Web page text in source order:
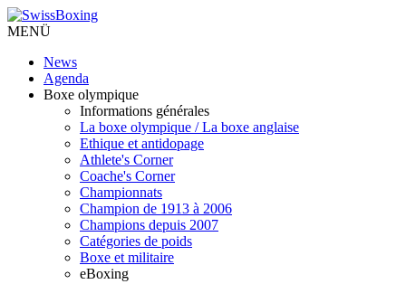
MENÜ
News
Agenda
Boxe olympique
Informations générales
La boxe olympique / La boxe anglaise
Ethique et antidopage
Athlete's Corner
Coache's Corner
Championnats
Champion de 1913 à 2006
Champions depuis 2007
Catégories de poids
Boxe et militaire
eBoxing